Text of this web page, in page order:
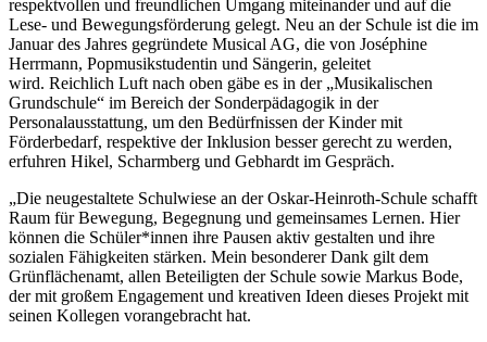
respektvollen und freundlichen Umgang miteinander und auf die
Lese- und Bewegungsförderung gelegt. Neu an der Schule ist die im
Januar des Jahres gegründete Musical AG, die von Joséphine
Herrmann, Popmusikstudentin und Sängerin, geleitet
wird. Reichlich Luft nach oben gäbe es in der „Musikalischen
Grundschule“ im Bereich der Sonderpädagogik in der
Personalausstattung, um den Bedürfnissen der Kinder mit
Förderbedarf, respektive der Inklusion besser gerecht zu werden,
erfuhren Hikel, Scharmberg und Gebhardt im Gespräch.
„Die neugestaltete Schulwiese an der Oskar-Heinroth-Schule schafft
Raum für Bewegung, Begegnung und gemeinsames Lernen. Hier
können die Schüler*innen ihre Pausen aktiv gestalten und ihre
sozialen Fähigkeiten stärken. Mein besonderer Dank gilt dem
Grünflächenamt, allen Beteiligten der Schule sowie Markus Bode,
der mit großem Engagement und kreativen Ideen dieses Projekt mit
seinen Kollegen vorangebracht hat.